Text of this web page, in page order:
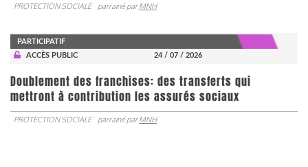
PROTECTION SOCIALE parrainé parMNH
PARTICIPATIF
ACCÈS PUBLIC
24 / 07 / 2026
Doublement des franchises: des transferts qui
mettront à contribution les assurés sociaux
PROTECTION SOCIALE parrainé parMNH